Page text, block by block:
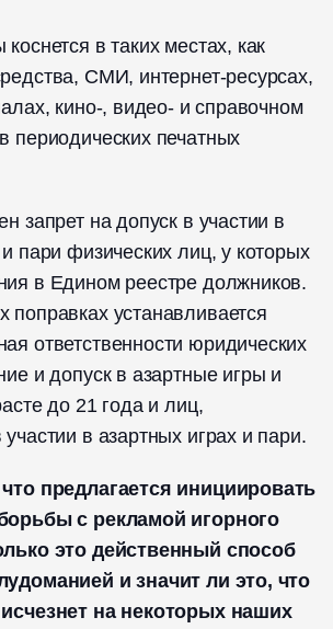
в таких местах, как
СМИ, интернет-ресурсах,
кино-, видео- и справочном
периодических печатных
запрет на допуск в участии в
пари физических лиц, у которых
в Едином реестре должников.
поправках устанавливается
ответственности юридических
и допуск в азартные игры и
до 21 года и лиц,
в азартных играх и пари.
предлагается инициировать
с рекламой игорного
это действенный способ
и значит ли это, что
на некоторых наших